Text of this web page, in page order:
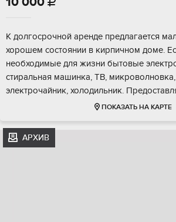

К долгосрочной аренде предлагается
хорошем состоянии в кирпичном доме.
необходимые для жизни бытовые
стиральная машинка, ТВ, микроволновка,
электрочайник, холодильник.
ПОКАЗАТЬ НА КАРТЕ
АРХИВ